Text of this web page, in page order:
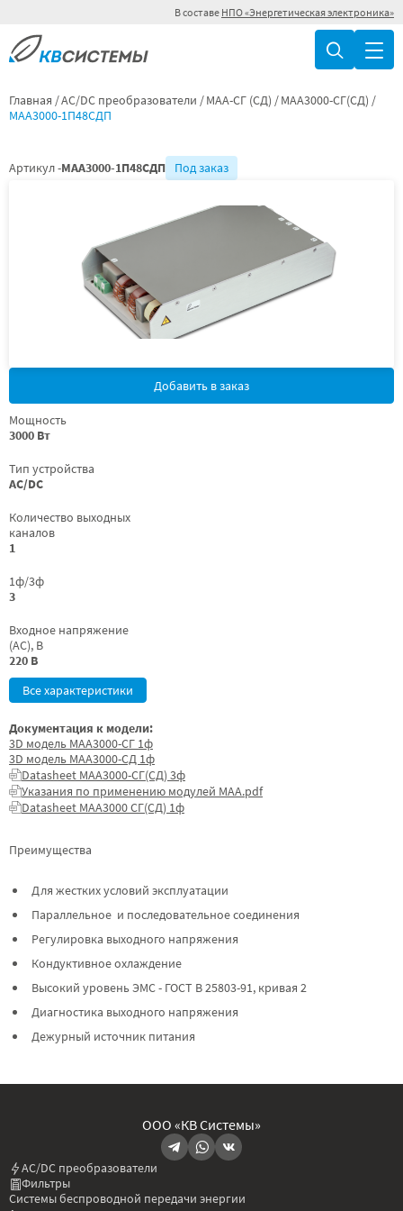
В составе НПО «Энергетическая электроника»
Главная AC/DC преобразователи МАА-СГ (СД)
МАА3000-СГ(СД)
МАА3000-1П48СДП
Артикул -МАА3000-1П48СДП Под заказ
Добавить в заказ
Мощность
3000 Вт
Тип устройства
AC/DC
Количество выходных
каналов
1
1ф/3ф
3
Входное напряжение
(AC), В
220 В
Все характеристики
Преимущества
Для жестких условий эксплуатации
Параллельное и последовательное соединения
Регулировка выходного напряжения
Кондуктивное охлаждение
Высокий уровень ЭМС - ГОСТ В 25803-91, кривая 2
Диагностика выходного напряжения
Дежурный источник питания
Документация к модели:
3D модель МАА3000-СГ 1ф
3D модель МАА3000-СД 1ф
Datasheet МАА3000-СГ(СД) 3ф
Указания по применению модулей МАА.pdf
Datasheet МАА3000 СГ(СД) 1ф
ООО «КВ Системы»
AC/DC преобразователи
Фильтры
Системы беспроводной передачи энергии